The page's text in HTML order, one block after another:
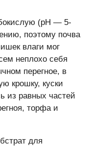
(pH — 5-
поэтому почва
влаги мог
неплохо себя
перегное, в
крошку, куски
из равных частей
торфа и
для